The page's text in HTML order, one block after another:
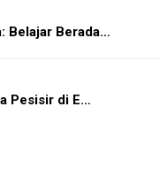
Belajar Berada…
Pesisir di E…